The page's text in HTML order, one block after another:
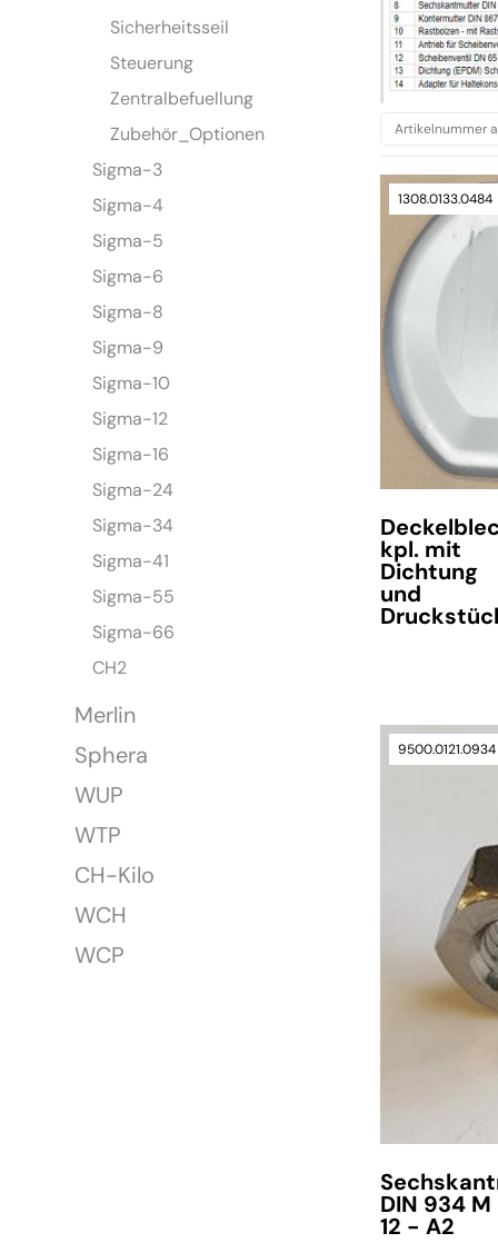
Sicherheitsseil
Steuerung
Zentralbefuellung
Zubehör_Optionen
Sigma-3
Sigma-4
Sigma-5
Sigma-6
Sigma-8
Sigma-9
Sigma-10
Sigma-12
Sigma-16
Sigma-24
Sigma-34
Sigma-41
Sigma-55
Sigma-66
CH2
Merlin
Sphera
WUP
WTP
CH-Kilo
WCH
WCP
1308.0133.0484
kpl. mit
Dichtung
und
9500.0121.0934
DIN 934 M
12 - A2